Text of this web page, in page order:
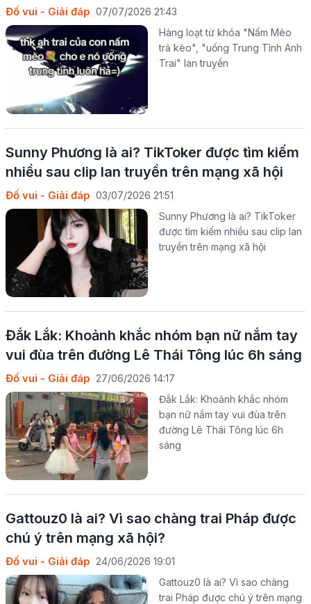
Đố vui - Giải đáp 07/07/2026 21:43
Hàng loạt từ khóa "Nấm Mèo
trả kèo", "uống Trung Tình Anh
Trai" lan truyền
Sunny Phương là ai? TikToker được tìm kiếm
nhiều sau clip lan truyền trên mạng xã hội
Đố vui - Giải đáp 03/07/2026 21:51
Sunny Phương là ai? TikToker
được tìm kiếm nhiều sau clip lan
truyền trên mạng xã hội
Đắk Lắk: Khoảnh khắc nhóm bạn nữ nắm tay
vui đùa trên đường Lê Thái Tông lúc 6h sáng
Đố vui - Giải đáp 27/06/2026 14:17
Đắk Lắk: Khoảnh khắc nhóm
bạn nữ nắm tay vui đùa trên
đường Lê Thái Tông lúc 6h
sáng
Gattouz0 là ai? Vì sao chàng trai Pháp được
chú ý trên mạng xã hội?
Đố vui - Giải đáp 24/06/2026 19:01
Gattouz0 là ai? Vì sao chàng
trai Pháp được chú ý trên mạng